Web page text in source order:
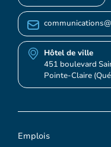
Emplois
Hôtel de ville
451 boulevard
Pointe-Claire